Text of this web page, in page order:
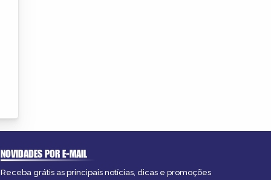
NOVIDADES POR E-MAIL
Receba grátis as principais notícias, dicas e promoções